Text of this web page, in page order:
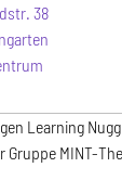
38
Learning
MINT-